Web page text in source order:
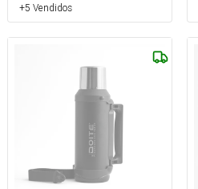
+5 Vendidos